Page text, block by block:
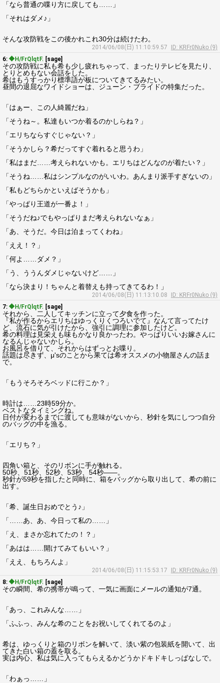
「なら普通の喋り方に戻しても……」
「それはダメ♪」
そんな攻防戦をこの後かれこれ30分は続けたわ。
2014/06/08(日) 11:10:59.57
ID: KRFr0Nuko (9)
6: ◆H/FrQlqtF. [sage]
その攻防戦に私も希も少し疲れちゃって、まったりテレビを見たり、
とりとめもない会話をした。
希はもうすっかり標準語が板についてきてるみたい。
昼間の退屈なワイドショーは、ジューン・ブライドの特集だった。
「はぁー、この人綺麗だね」
「そうね～。私達もいつか着るのかしらね？」
「エリちならすぐじゃない？」
「そうかしら？希だってすぐ着れると思うわ」
「私はまだ……考えられないかも。エリちはどんなのが着たい？」
「そうね……私はシンプルなのがいいわ。あんまり派手すぎないの」
「私もどちらかといえばそうかも」
「やっぱり王道が一番よ！」
「そうだね♪でもやっぱりまだ考えられないなぁ」
「あ、そうだ。今日は泊まってくわね」
「ええ！？」
「何よ……ダメ？」
「う、ううんダメじゃないけど……」
「なら決まり！ちゃんと着替えも持ってきてるわ！」
2014/06/08(日) 11:13:10.08
ID: KRFr0Nuko (9)
7: ◆H/FrQlqtF. [sage]
それから、二人してキッチンに立って夕食を作った。
『私が作るからエリちはゆっくりくつろいでて』なんて言ってたけ
ど、流石に気が引けたから、強引に調理に参加したけど。
希の料理は見栄えも味もかなり良かったわ。やっぱりいいお嫁さんに
なるんじゃないかしら。
お風呂を借りて、それからはずっとお喋り。
話題は尽きず、μ'sのことから果ては希オススメの小物屋さんの話ま
で。
「もうそろそろベッドに行こか？」
時計は……23時59分か。
ベストなタイミングね。
日付が変わるまでに渡しても意味がないから、秒針を気にしつつ自分
のバッグの中を漁る。
「エリち？」
四角い箱と、そのリボンに手が触れる。
50秒、51秒、52秒、53秒、54秒――。
秒針が59秒を指したと同時に、箱をバッグから取り出して、希の前に
出す。
「希、誕生日おめでとう♪」
「……あ、あ、今日って私の……」
「え、まさか忘れてたの！？」
「あはは……開けてみてもいい？」
「ええ、もちろんよ」
2014/06/08(日) 11:15:53.17
ID: KRFr0Nuko (9)
8: ◆H/FrQlqtF. [sage]
その瞬間、希の携帯が鳴って、一気に画面にメールの通知が7通。
「あっ、これみんな……」
「ふふっ、みんな希のことをお祝いしてくれてるのよ」
希は、ゆっくりと箱のリボンを解いて、淡い紫の包装紙を開いて、出
てきた白い箱の蓋を取る。
実は内心、私は気に入ってもらえるかどうかドキドキしっぱなしで。
「わぁっ……」